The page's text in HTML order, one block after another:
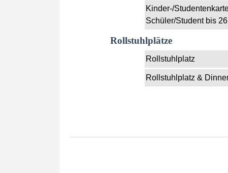
Kinder-/
Schüler/Student bis
Rollstuhlplätze
Rollstuhlplatz
Rollstuhlplatz &